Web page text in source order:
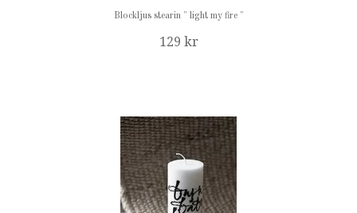
Blockljus stearin " light my fire "
129 kr